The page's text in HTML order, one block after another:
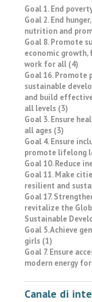
Goal 1. End
Goal 2. End
nutrition and
Goal 8. Promote
economic growth,
work for all (4)
Goal 16. Promote
sustainable
and build
all levels (3)
Goal 3. Ensure
all ages (3)
Goal 4. Ensure
promote lifelong
Goal 10. Reduce
Goal 11. Make
resilient and
Goal 17.
revitalize the
Sustainable
Goal 5. Achieve
girls (1)
Goal 7. Ensure
modern energy
Canale di